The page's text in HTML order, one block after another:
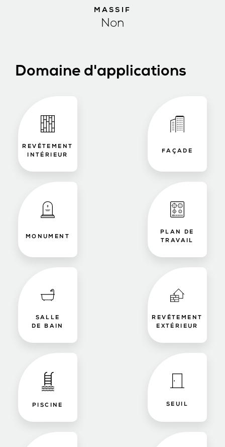
MASSIF
Non
Domaine d'applications
REVÊTEMENT
INTÉRIEUR
FAÇADE
MONUMENT
PLAN DE
TRAVAIL
SALLE
DE BAIN
REVÊTEMENT
EXTÉRIEUR
PISCINE SEUIL